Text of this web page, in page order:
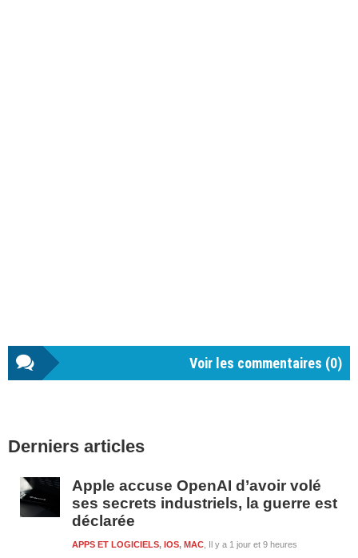
Voir les commentaires (0)
latérale
Derniers articles
Apple accuse OpenAI d’avoir volé
ses secrets industriels, la guerre est
déclarée
Il y a 1 jour et 9 heures
APPS ET LOGICIELS, IOS, MAC